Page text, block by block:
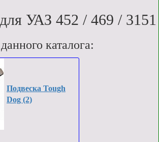
УАЗ 452 / 469 / 3151
каталога:
Подвеска Tough
Dog (2)